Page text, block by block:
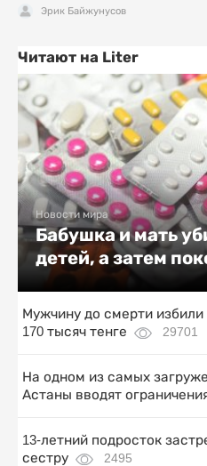
Эрик Байжунусов
Читают на Liter
Новости мира
Бабушка и мать
детей, а затем
Мужчину до смерти избили
170 тысяч тенге
29701
На одном из самых
Астаны вводят
13-летний подросток
сестру
2495